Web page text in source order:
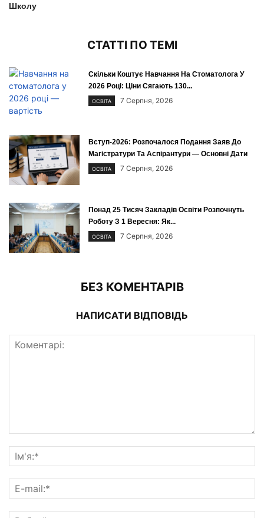
Школу
СТАТТІ ПО ТЕМІ
Скільки Коштує Навчання На Стоматолога У
2026 Році: Ціни Сягають 130...
ОСВІТА 7 Серпня, 2026
Вступ-2026: Розпочалося Подання Заяв До
Магістратури Та Аспірантури — Основні Дати
ОСВІТА 7 Серпня, 2026
Понад 25 Тисяч Закладів Освіти Розпочнуть
Роботу З 1 Вересня: Як...
ОСВІТА 7 Серпня, 2026
БЕЗ КОМЕНТАРІВ
НАПИСАТИ ВІДПОВІДЬ